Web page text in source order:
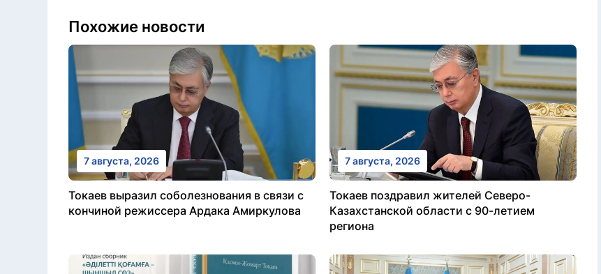
Похожие новости
7 августа, 2026
Токаев выразил соболезнования в связи с
кончиной режиссера Ардака Амиркулова
7 августа, 2026
Токаев поздравил жителей Северо-
Казахстанской области с 90-летием
региона